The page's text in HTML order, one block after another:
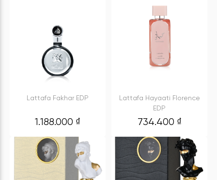
Lattafa Fakhar EDP
1.188.000 ₫
Lattafa Hayaati Florence
EDP
734.400 ₫